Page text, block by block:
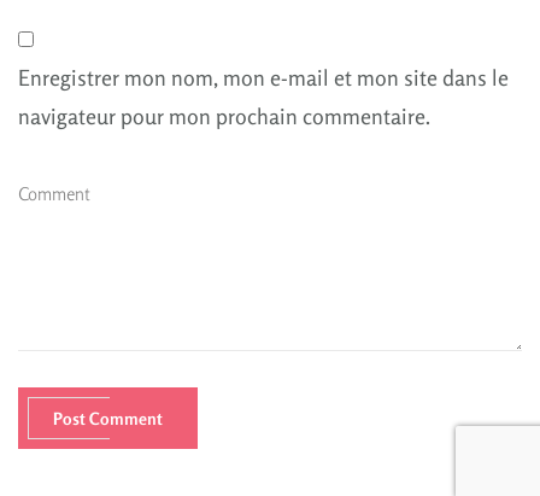
Enregistrer mon nom, mon e-mail et mon site dans le
navigateur pour mon prochain commentaire.
Post Comment